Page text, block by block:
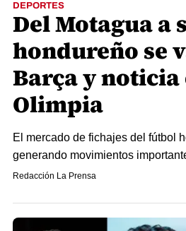
DEPORTES
Del Motagua a
hondureño se
Barça y noticia
Olimpia
El mercado de fichajes del fútbol
generando movimientos
Redacción La Prensa